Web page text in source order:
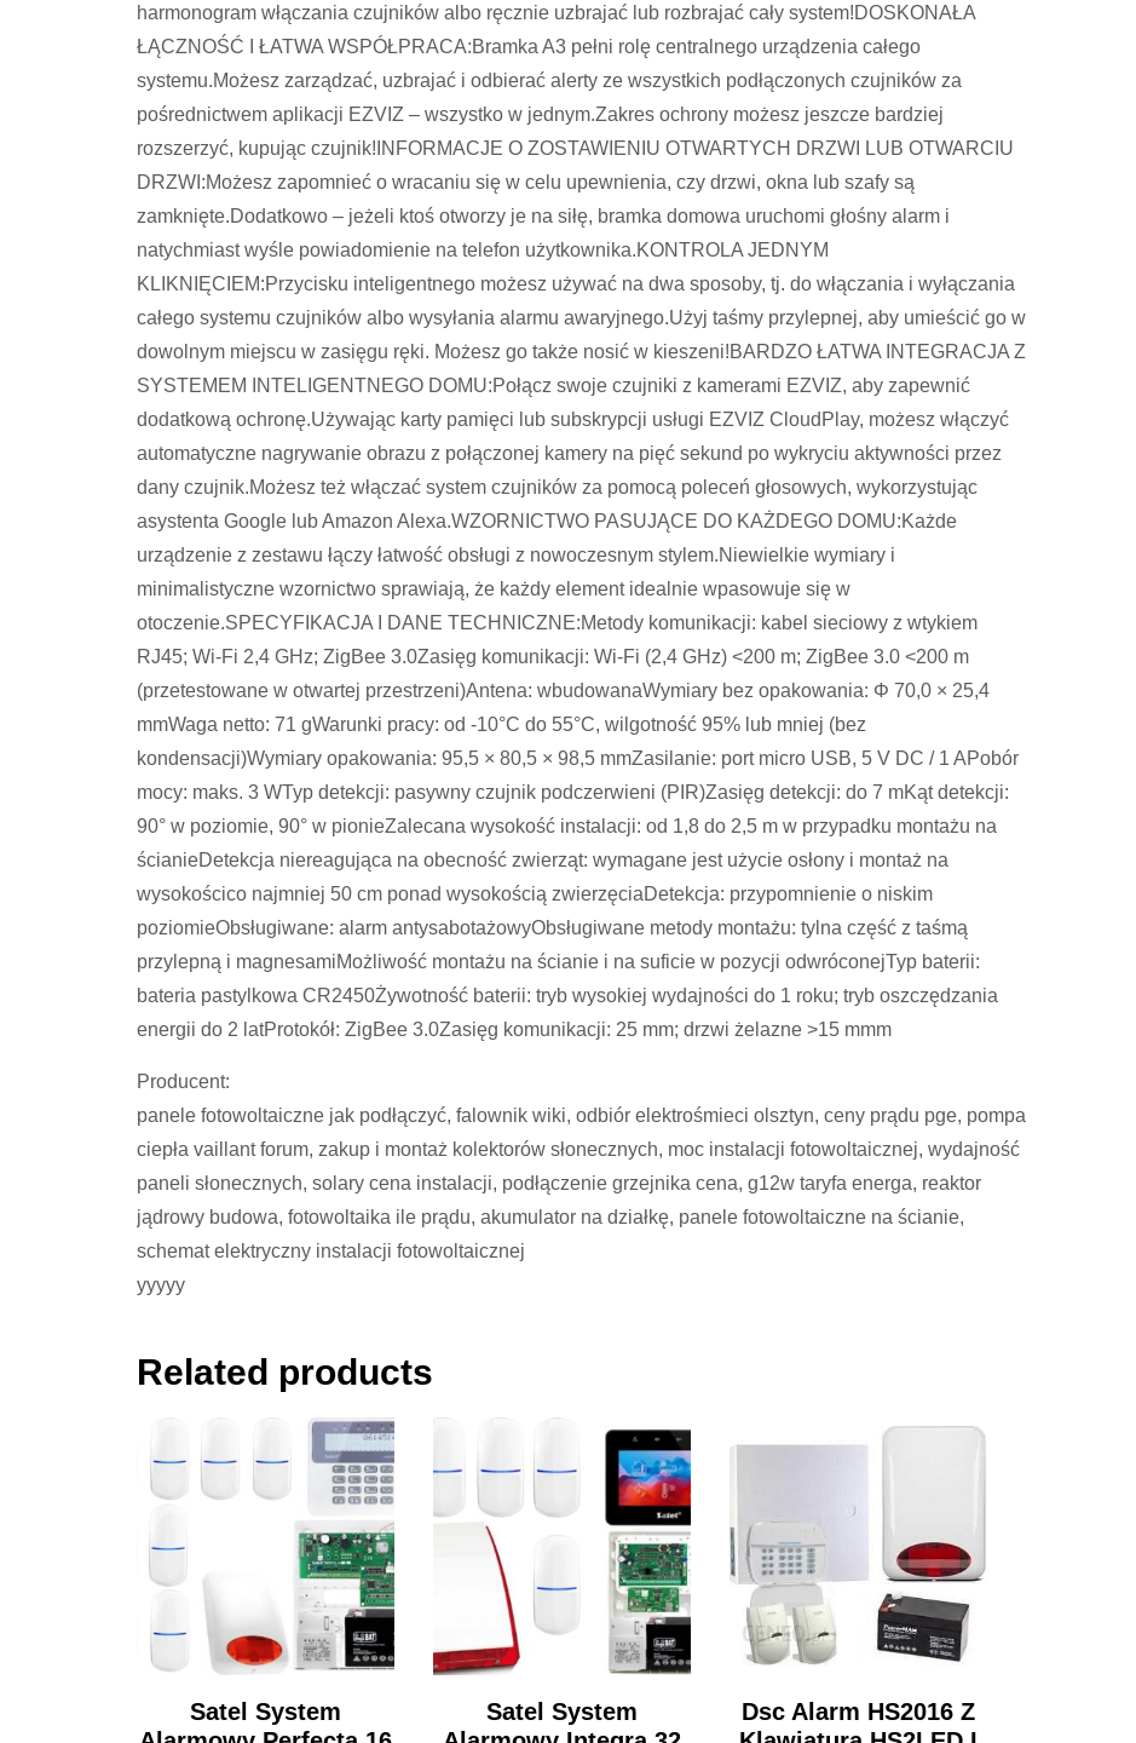
harmonogram włączania czujników albo ręcznie uzbrajać lub rozbrajać cały system!DOSKONAŁA
ŁĄCZNOŚĆ I ŁATWA WSPÓŁPRACA:Bramka A3 pełni rolę centralnego urządzenia całego
systemu.Możesz zarządzać, uzbrajać i odbierać alerty ze wszystkich podłączonych czujników za
pośrednictwem aplikacji EZVIZ – wszystko w jednym.Zakres ochrony możesz jeszcze bardziej
rozszerzyć, kupując czujnik!INFORMACJE O ZOSTAWIENIU OTWARTYCH DRZWI LUB OTWARCIU
DRZWI:Możesz zapomnieć o wracaniu się w celu upewnienia, czy drzwi, okna lub szafy są
zamknięte.Dodatkowo – jeżeli ktoś otworzy je na siłę, bramka domowa uruchomi głośny alarm i
natychmiast wyśle powiadomienie na telefon użytkownika.KONTROLA JEDNYM
KLIKNIĘCIEM:Przycisku inteligentnego możesz używać na dwa sposoby, tj. do włączania i wyłączania
całego systemu czujników albo wysyłania alarmu awaryjnego.Użyj taśmy przylepnej, aby umieścić go w
dowolnym miejscu w zasięgu ręki. Możesz go także nosić w kieszeni!BARDZO ŁATWA INTEGRACJA Z
SYSTEMEM INTELIGENTNEGO DOMU:Połącz swoje czujniki z kamerami EZVIZ, aby zapewnić
dodatkową ochronę.Używając karty pamięci lub subskrypcji usługi EZVIZ CloudPlay, możesz włączyć
automatyczne nagrywanie obrazu z połączonej kamery na pięć sekund po wykryciu aktywności przez
dany czujnik.Możesz też włączać system czujników za pomocą poleceń głosowych, wykorzystując
asystenta Google lub Amazon Alexa.WZORNICTWO PASUJĄCE DO KAŻDEGO DOMU:Każde
urządzenie z zestawu łączy łatwość obsługi z nowoczesnym stylem.Niewielkie wymiary i
minimalistyczne wzornictwo sprawiają, że każdy element idealnie wpasowuje się w
otoczenie.SPECYFIKACJA I DANE TECHNICZNE:Metody komunikacji: kabel sieciowy z wtykiem
RJ45; Wi-Fi 2,4 GHz; ZigBee 3.0Zasięg komunikacji: Wi-Fi (2,4 GHz) <200 m; ZigBee 3.0 <200 m
(przetestowane w otwartej przestrzeni)Antena: wbudowanaWymiary bez opakowania: Φ 70,0 × 25,4
mmWaga netto: 71 gWarunki pracy: od -10°C do 55°C, wilgotność 95% lub mniej (bez
kondensacji)Wymiary opakowania: 95,5 × 80,5 × 98,5 mmZasilanie: port micro USB, 5 V DC / 1 APobór
mocy: maks. 3 WTyp detekcji: pasywny czujnik podczerwieni (PIR)Zasięg detekcji: do 7 mKąt detekcji:
90° w poziomie, 90° w pionieZalecana wysokość instalacji: od 1,8 do 2,5 m w przypadku montażu na
ścianieDetekcja niereagująca na obecność zwierząt: wymagane jest użycie osłony i montaż na
wysokościco najmniej 50 cm ponad wysokością zwierzęciaDetekcja: przypomnienie o niskim
poziomieObsługiwane: alarm antysabotażowyObsługiwane metody montażu: tylna część z taśmą
przylepną i magnesamiMożliwość montażu na ścianie i na suficie w pozycji odwróconejTyp baterii:
bateria pastylkowa CR2450Żywotność baterii: tryb wysokiej wydajności do 1 roku; tryb oszczędzania
energii do 2 latProtokół: ZigBee 3.0Zasięg komunikacji: 25 mm; drzwi żelazne >15 mmm
Producent:
panele fotowoltaiczne jak podłączyć, falownik wiki, odbiór elektrośmieci olsztyn, ceny prądu pge, pompa
ciepła vaillant forum, zakup i montaż kolektorów słonecznych, moc instalacji fotowoltaicznej, wydajność
paneli słonecznych, solary cena instalacji, podłączenie grzejnika cena, g12w taryfa energa, reaktor
jądrowy budowa, fotowoltaika ile prądu, akumulator na działkę, panele fotowoltaiczne na ścianie,
schemat elektryczny instalacji fotowoltaicznej
yyyyy
Related products
Satel System
Satel System
Dsc Alarm HS2016 Z